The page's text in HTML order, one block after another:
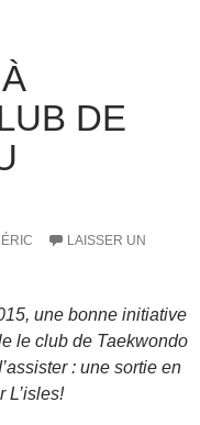
DE
LAISSER UN
une bonne initiative
le club de Taekwondo
: une sortie en
L’isles!